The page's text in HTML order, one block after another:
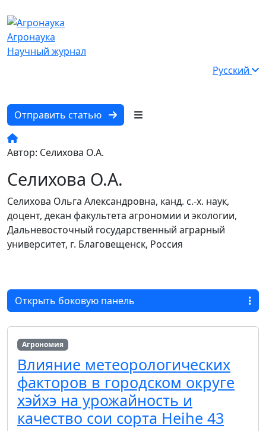
Агронаука
Научный журнал
Русский
Отправить статью
Автор: Селихова О.А.
Селихова О.А.
Селихова Ольга Александровна, канд. с.-х. наук,
доцент, декан факультета агрономии и экологии,
Дальневосточный государственный аграрный
университет, г. Благовещенск, Россия
Агрономия
Влияние метеорологических
факторов в городском округе
хэйхэ на урожайность и
качество сои сорта Heihe 43
Открыть боковую панель